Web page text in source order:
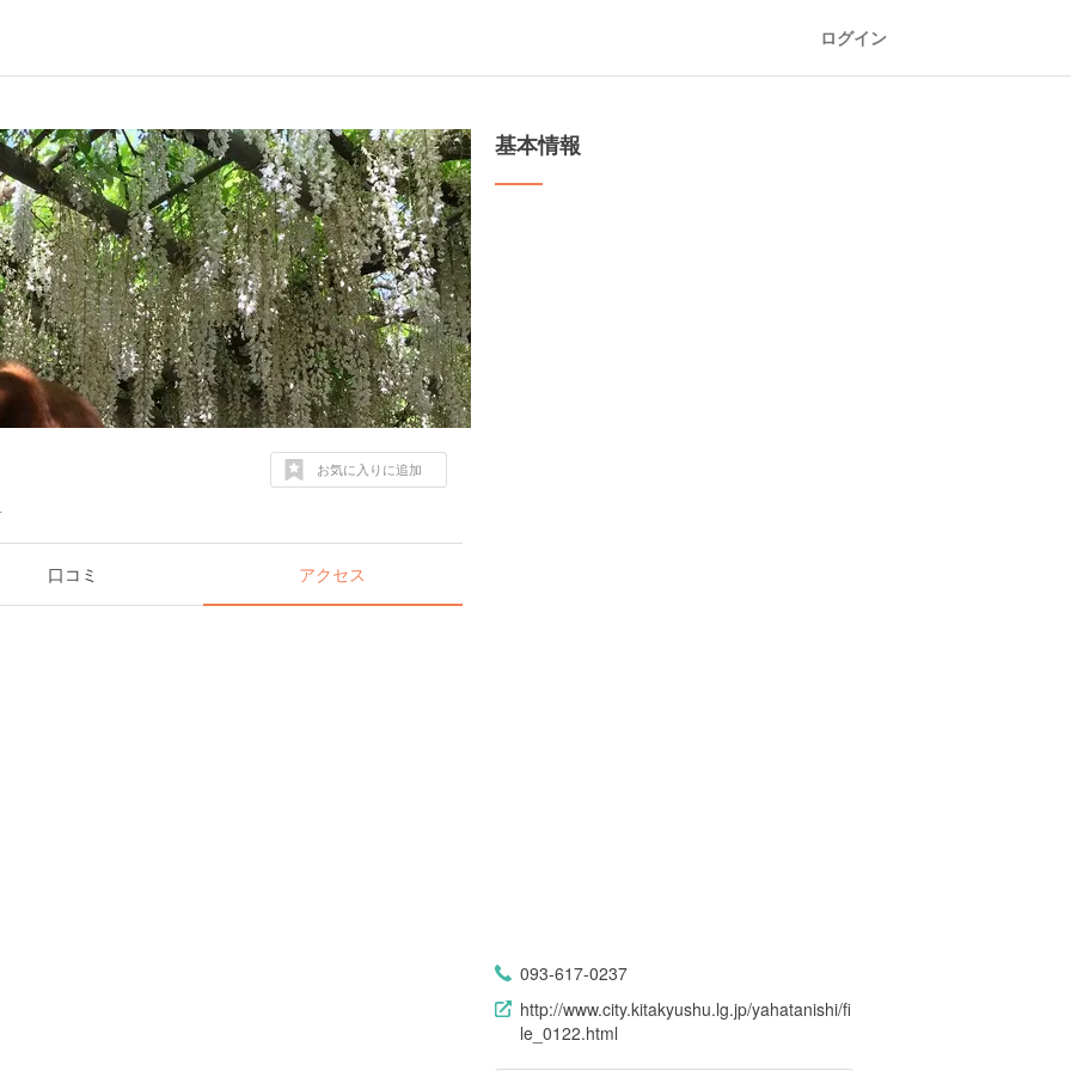
ログイン
お気に入りに追加
口コミ アクセス
基本情報
093-617-0237
http://www.city.kitakyushu.lg.jp/yahatanishi/fi
le_0122.html